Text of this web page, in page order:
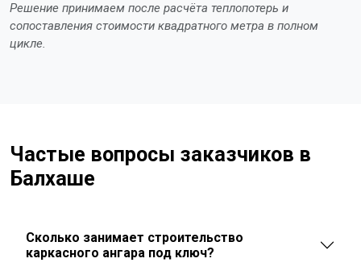
Решение принимаем после расчёта теплопотерь и
сопоставления стоимости квадратного метра в полном
цикле.
Частые вопросы заказчиков в
Балхаше
Сколько занимает строительство
каркасного ангара под ключ?